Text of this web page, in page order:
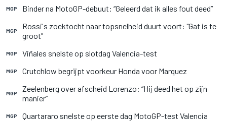
MGP Binder na MotoGP-debuut: “Geleerd dat ik alles fout deed”
MGP
Rossi's zoektocht naar topsnelheid duurt voort: "Gat is te
groot"
MGP Viñales snelste op slotdag Valencia-test
MGP Crutchlow begrijpt voorkeur Honda voor Marquez
MGP
Zeelenberg over afscheid Lorenzo: “Hij deed het op zijn
manier”
MGP Quartararo snelste op eerste dag MotoGP-test Valencia